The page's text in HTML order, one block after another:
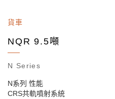
貨車
NQR 9.5噸
N Series
N系列 性能
CRS共軌噴射系統